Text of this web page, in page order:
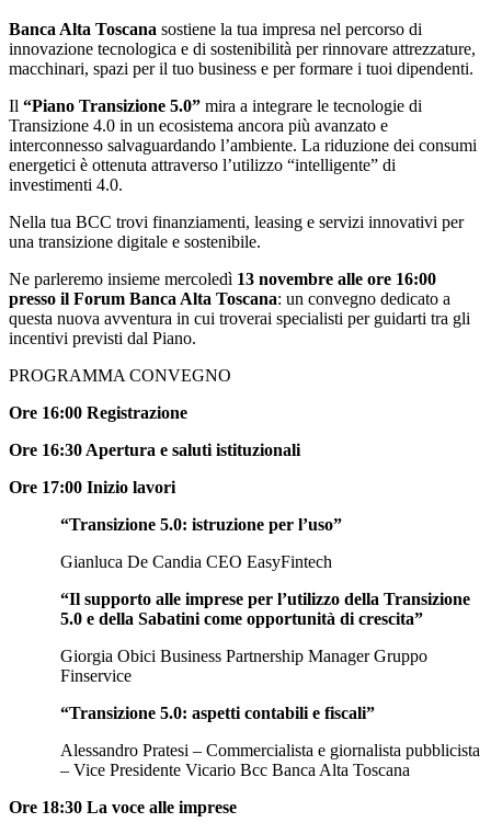
Banca Alta Toscana sostiene la tua impresa nel percorso di
innovazione tecnologica e di sostenibilità per rinnovare attrezzature,
macchinari, spazi per il tuo business e per formare i tuoi dipendenti.
Il “Piano Transizione 5.0” mira a integrare le tecnologie di
Transizione 4.0 in un ecosistema ancora più avanzato e
interconnesso salvaguardando l’ambiente. La riduzione dei consumi
energetici è ottenuta attraverso l’utilizzo “intelligente” di
investimenti 4.0.
Nella tua BCC trovi finanziamenti, leasing e servizi innovativi per
una transizione digitale e sostenibile.
Ne parleremo insieme mercoledì 13 novembre alle ore 16:00
presso il Forum Banca Alta Toscana: un convegno dedicato a
questa nuova avventura in cui troverai specialisti per guidarti tra gli
incentivi previsti dal Piano.
PROGRAMMA CONVEGNO
Ore 16:00 Registrazione
Ore 16:30 Apertura e saluti istituzionali
Ore 17:00 Inizio lavori
“Transizione 5.0: istruzione per l’uso”
Gianluca De Candia CEO EasyFintech
“Il supporto alle imprese per l’utilizzo della Transizione
5.0 e della Sabatini come opportunità di crescita”
Giorgia Obici Business Partnership Manager Gruppo
Finservice
“Transizione 5.0: aspetti contabili e fiscali”
Alessandro Pratesi – Commercialista e giornalista pubblicista
– Vice Presidente Vicario Bcc Banca Alta Toscana
Ore 18:30 La voce alle imprese